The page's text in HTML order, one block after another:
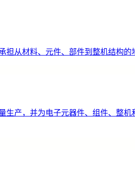
担从材料、元件、部件到整机结构的
产，并为电子元器件、组件、整机